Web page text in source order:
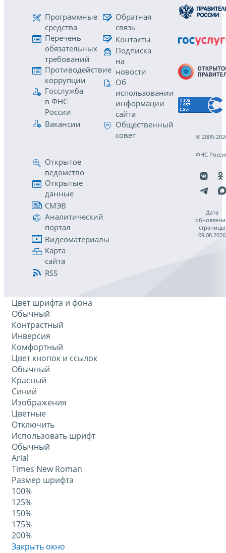
Программные
средства
Перечень
обязательных
требований
Противодействие
коррупции
Госслужба
в ФНС
России
Вакансии
Обратная
связь
Контакты
Подписка
на
новости
Об
использовании
информации
сайта
Общественный
совет
Открытое
ведомство
Открытые
данные
СМЭВ
Аналитический
портал
Видеоматериалы
Карта
сайта
RSS
© 2005-
ФНС
Дата
страницы
09.08.2026
Цвет шрифта и фона
Обычный
Контрастный
Инверсия
Комфортный
Цвет кнопок и ссылок
Обычный
Красный
Синий
Изображения
Цветные
Отключить
Использовать шрифт
Обычный
Arial
Times New Roman
Размер шрифта
100%
125%
150%
175%
200%
Закрыть окно